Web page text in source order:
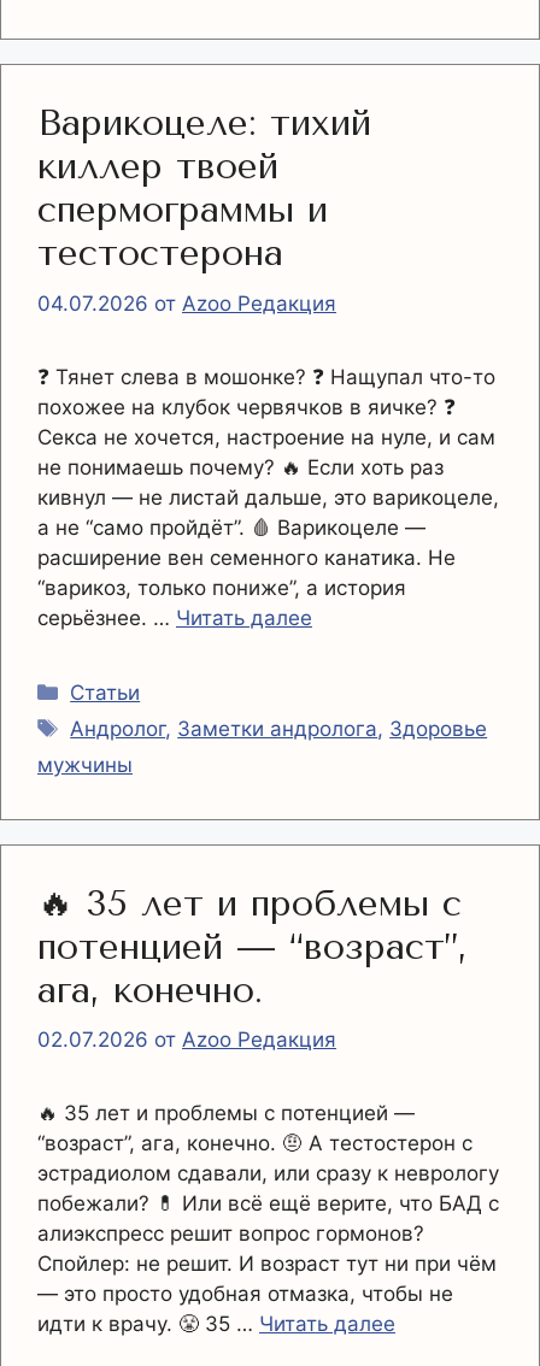
Варикоцеле: тихий
киллер твоей
спермограммы и
тестостерона
04.07.2026 от Azoo Редакция
❓ Тянет слева в мошонке? ❓ Нащупал что-то
похожее на клубок червячков в яичке? ❓
Секса не хочется, настроение на нуле, и сам
не понимаешь почему? 🔥 Если хоть раз
кивнул — не листай дальше, это варикоцеле,
а не “само пройдёт”. 🩸 Варикоцеле —
расширение вен семенного канатика. Не
“варикоз, только пониже”, а история
серьёзнее. … Читать далее
Рубрики
Статьи
Метки
Андролог, Заметки андролога, Здоровье
мужчины
🔥 35 лет и проблемы с
потенцией — “возраст”,
ага, конечно.
02.07.2026 от Azoo Редакция
🔥 35 лет и проблемы с потенцией —
“возраст”, ага, конечно. 🤨 А тестостерон с
эстрадиолом сдавали, или сразу к неврологу
побежали? 💊 Или всё ещё верите, что БАД с
алиэкспресс решит вопрос гормонов?
Спойлер: не решит. И возраст тут ни при чём
— это просто удобная отмазка, чтобы не
идти к врачу. 😤 35 … Читать далее